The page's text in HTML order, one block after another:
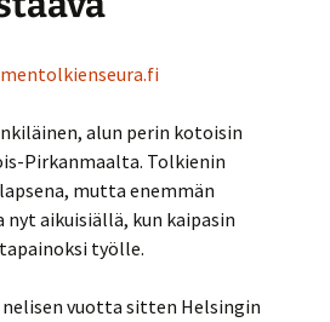
alun perin kotoisin
Pirkanmaalta. Tolkienin
mutta enemmän
aikuisiällä, kun kaipasin
työlle.
vuotta sitten Helsingin